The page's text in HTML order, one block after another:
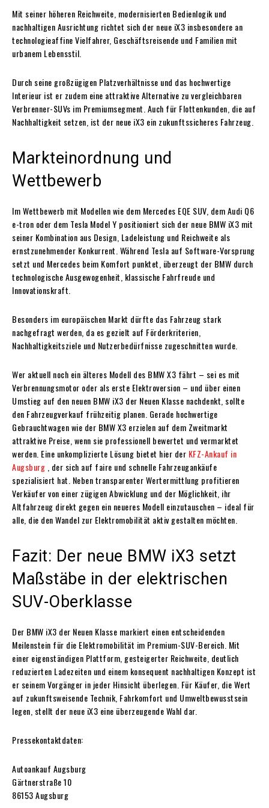
Mit seiner höheren Reichweite, modernisierten Bedienlogik und
nachhaltigen Ausrichtung richtet sich der neue iX3 insbesondere an
technologieaffine Vielfahrer, Geschäftsreisende und Familien mit
urbanem Lebensstil.
Durch seine großzügigen Platzverhältnisse und das hochwertige
Interieur ist er zudem eine attraktive Alternative zu vergleichbaren
Verbrenner-SUVs im Premiumsegment. Auch für Flottenkunden, die auf
Nachhaltigkeit setzen, ist der neue iX3 ein zukunftssicheres Fahrzeug.
Markteinordnung und
Wettbewerb
Im Wettbewerb mit Modellen wie dem Mercedes EQE SUV, dem Audi Q6
e-tron oder dem Tesla Model Y positioniert sich der neue BMW iX3 mit
seiner Kombination aus Design, Ladeleistung und Reichweite als
ernstzunehmender Konkurrent. Während Tesla auf Software-Vorsprung
setzt und Mercedes beim Komfort punktet, überzeugt der BMW durch
technologische Ausgewogenheit, klassische Fahrfreude und
Innovationskraft.
Besonders im europäischen Markt dürfte das Fahrzeug stark
nachgefragt werden, da es gezielt auf Förderkriterien,
Nachhaltigkeitsziele und Nutzerbedürfnisse zugeschnitten wurde.
Wer aktuell noch ein älteres Modell des BMW X3 fährt – sei es mit
Verbrennungsmotor oder als erste Elektroversion – und über einen
Umstieg auf den neuen BMW iX3 der Neuen Klasse nachdenkt, sollte
den Fahrzeugverkauf frühzeitig planen. Gerade hochwertige
Gebrauchtwagen wie der BMW X3 erzielen auf dem Zweitmarkt
attraktive Preise, wenn sie professionell bewertet und vermarktet
werden. Eine unkomplizierte Lösung bietet hier der KFZ-Ankauf in
Augsburg , der sich auf faire und schnelle Fahrzeugankäufe
spezialisiert hat. Neben transparenter Wertermittlung profitieren
Verkäufer von einer zügigen Abwicklung und der Möglichkeit, ihr
Altfahrzeug direkt gegen ein neueres Modell einzutauschen – ideal für
alle, die den Wandel zur Elektromobilität aktiv gestalten möchten.
Fazit: Der neue BMW iX3 setzt
Maßstäbe in der elektrischen
SUV-Oberklasse
Der BMW iX3 der Neuen Klasse markiert einen entscheidenden
Meilenstein für die Elektromobilität im Premium-SUV-Bereich. Mit
einer eigenständigen Plattform, gesteigerter Reichweite, deutlich
reduzierten Ladezeiten und einem konsequent nachhaltigen Konzept ist
er seinem Vorgänger in jeder Hinsicht überlegen. Für Käufer, die Wert
auf zukunftsweisende Technik, Fahrkomfort und Umweltbewusstsein
legen, stellt der neue iX3 eine überzeugende Wahl dar.
Pressekontaktdaten:
Autoankauf Augsburg
Gärtnerstraße 10
86153 Augsburg